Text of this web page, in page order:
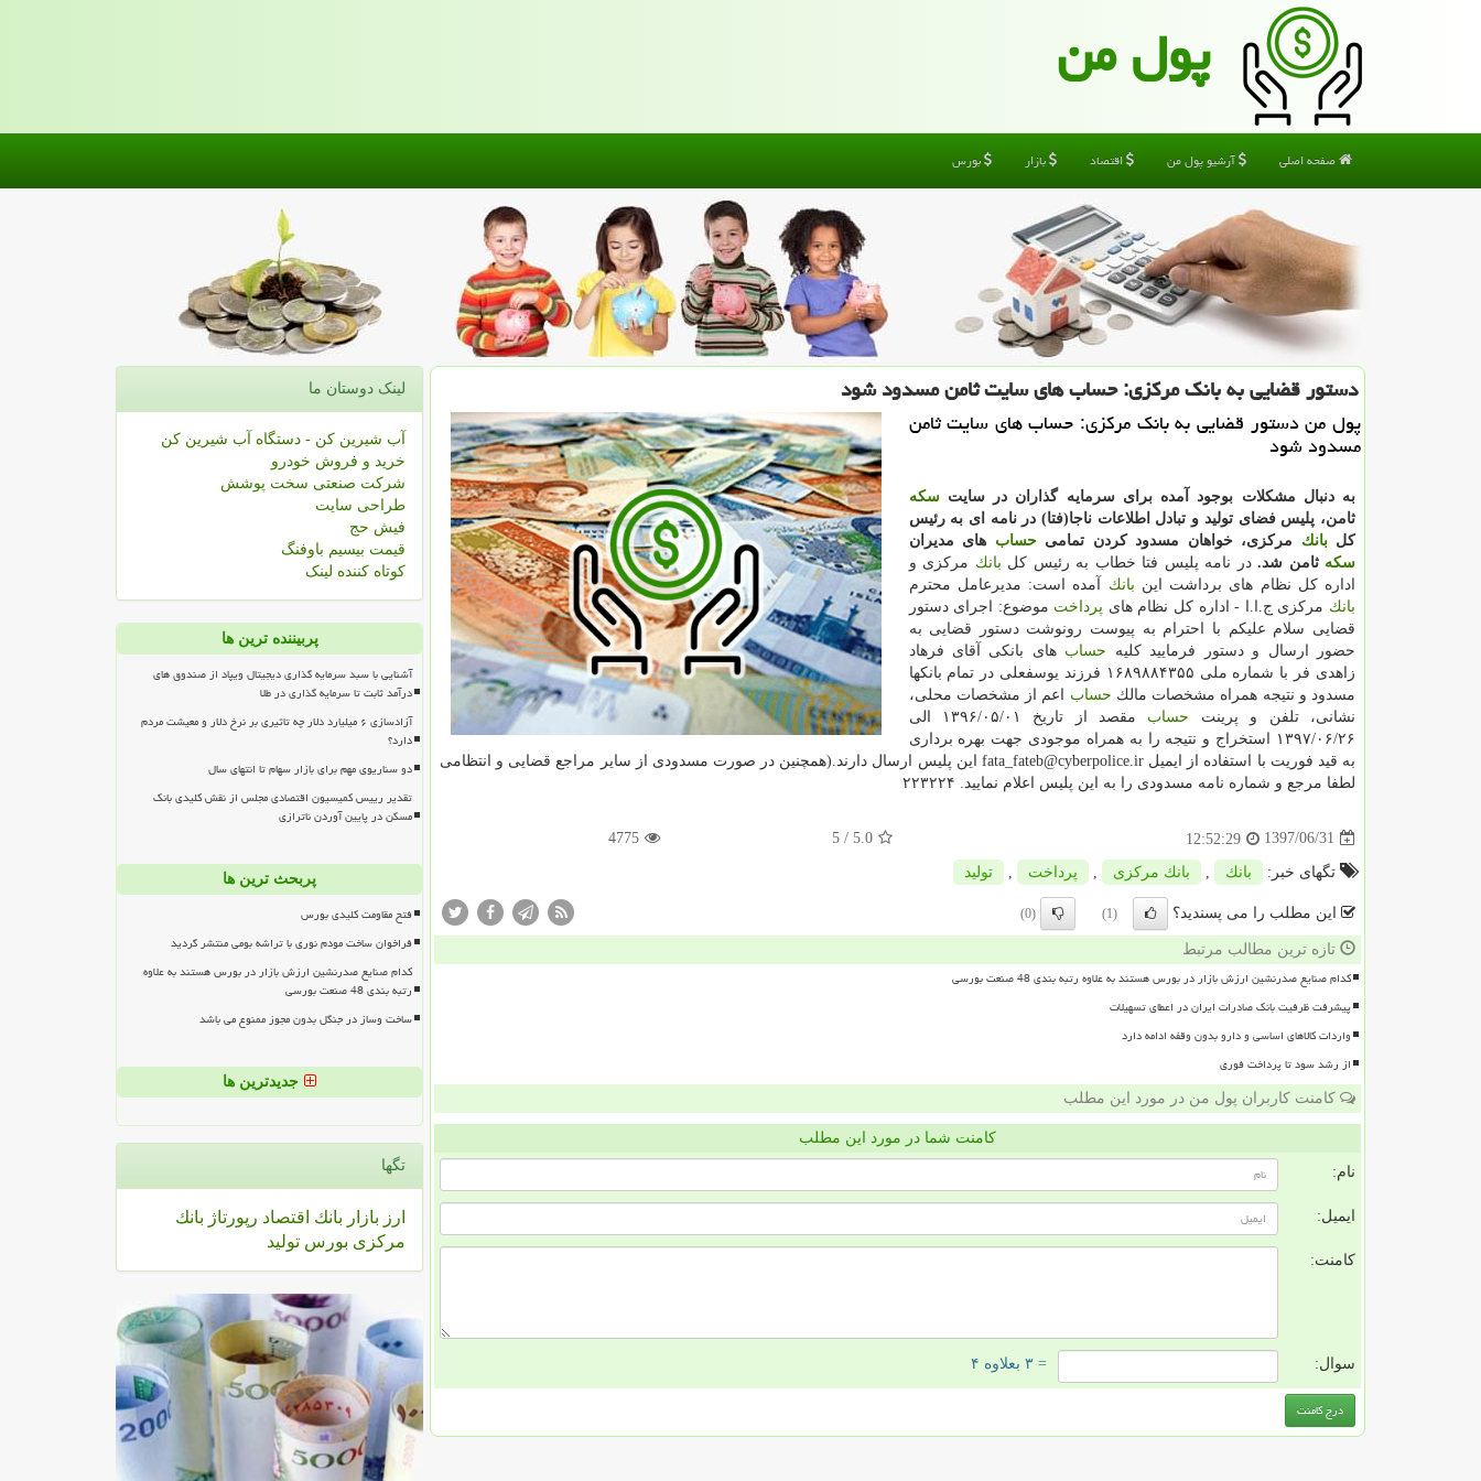
پول من
صفحه اصلی آرشیو پول من اقتصاد بازار بورس
دستور قضایی به بانك مركزی: حساب های سایت ثامن مسدود شود
پول من دستور قضایی به بانك مركزی: حساب های سایت ثامن
مسدود شود
به دنبال مشكلات بوجود آمده برای سرمایه گذاران در سایتسكه
ثامن، پلیس فضای تولید و تبادل اطلاعات ناجا(فتا) در نامه ای به رئیس
كلبانك مركزی، خواهان مسدود كردن تمامیحساب های مدیران
سكه ثامن شد. در نامه پلیس فتا خطاب به رئیس كل بانك مركزی و
اداره كل نظام های برداشت این بانك آمده است: مدیرعامل محترم
بانك مركزی ج.ا.ا - اداره كل نظام های پرداخت موضوع: اجرای دستور
قضایی سلام علیكم با احترام به پیوست رونوشت دستور قضایی به
حضور ارسال و دستور فرمایید كلیه حساب های بانكی آقای فرهاد
زاهدی فر با شماره ملی ۱۶۸۹۸۸۴۳۵۵ فرزند یوسفعلی در تمام بانكها
مسدود و نتیجه همراه مشخصات مالك حساب اعم از مشخصات محلی،
نشانی، تلفن و پرینت حساب
مقصد از تاریخ ۱۳۹۶/۰۵/۰۱ الی
۱۳۹۷/۰۶/۲۶ استخراج و نتیجه را به همراه موجودی جهت بهره برداری
به قید فوریت با استفاده از ایمیل fata_fateb@cyberpolice.ir این پلیس ارسال دارند.(همچنین در صورت مسدودی از سایر مراجع قضایی و انتظامی
لطفا مرجع و شماره نامه مسدودی را به این پلیس اعلام نمایید. ۲۲۳۲۲۴
1397/06/31
12:52:29
5.0
/ 5
4775
تگهای خبر: بانك بانك مركزی پرداخت تولید
این مطلب را می پسندید؟ (1)
(0)
تازه ترین مطالب مرتبط
کدام صنایع صدرنشین ارزش بازار در بورس هستند به علاوه رتبه بندی 48 صنعت بورسی
پیشرفت ظرفیت بانک صادرات ایران در اعطای تسهیلات
واردات کالاهای اساسی و دارو بدون وقفه ادامه دارد
از رشد سود تا پرداخت فوری
کامنت کاربران پول من در مورد این مطلب
کامنت شما در مورد این مطلب
نام:
ایمیل:
کامنت:
سوال: = ۳ بعلاوه ۴
لینک دوستان ما
آب شیرین کن - دستگاه آب شیرین کن
خرید و فروش خودرو
شرکت صنعتی سخت پوشش
طراحی سایت
فیش حج
قیمت بیسیم باوفنگ
کوتاه کننده لینک
پربیننده ترین ها
آشنایی با سبد سرمایه گذاری دیجیتال ویپاد از صندوق های
درآمد ثابت تا سرمایه گذاری در طلا
آزادسازی ۶ میلیارد دلار چه تاثیری بر نرخ دلار و معیشت مردم
دارد؟
دو سناریوی مهم برای بازار سهام تا انتهای سال
تقدیر رییس کمیسیون اقتصادی مجلس از نقش کلیدی بانک
مسکن در پایین آوردن ناترازی
پربحث ترین ها
فتح مقاومت کلیدی بورس
فراخوان ساخت مودم نوری با تراشه بومی منتشر گردید
کدام صنایع صدرنشین ارزش بازار در بورس هستند به علاوه
رتبه بندی 48 صنعت بورسی
ساخت وساز در جنگل بدون مجوز ممنوع می باشد
جدیدترین ها
تگها
ارز بازار بانك اقتصاد رپورتاژ بانك
مركزی بورس تولید